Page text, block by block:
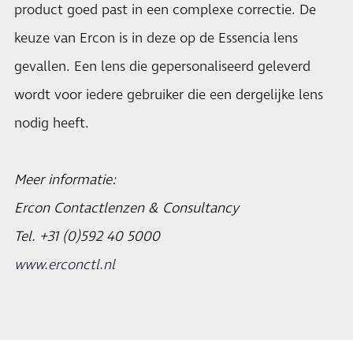
product goed past in een complexe correctie. De
keuze van Ercon is in deze op de Essencia lens
gevallen. Een lens die gepersonaliseerd geleverd
wordt voor iedere gebruiker die een dergelijke lens
nodig heeft.
Meer informatie:
Ercon Contactlenzen & Consultancy
Tel. +31 (0)592 40 5000
www.erconctl.nl